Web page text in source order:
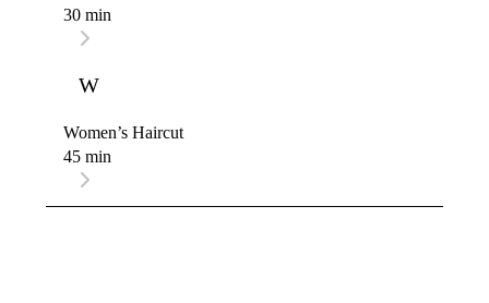
30 min
W
Women’s Haircut
45 min